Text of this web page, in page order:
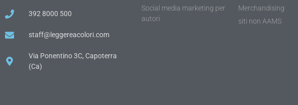
392 8000 500
staff@leggereacolori.com
Via Ponentino 3C, Capoterra
(Ca)
Social media marketing per
autori
Merchandising
siti non AAMS